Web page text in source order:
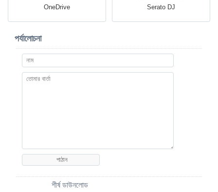
OneDrive Serato DJ
পর্যালোচনা
শীর্ষ ডাউনলোড